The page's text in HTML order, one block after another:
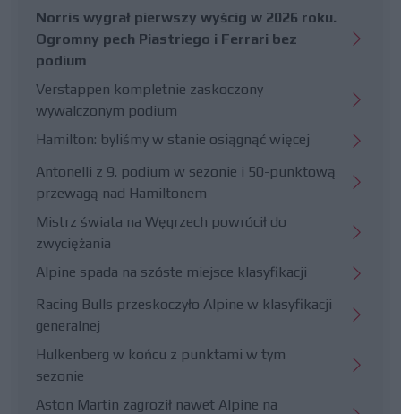
Norris wygrał pierwszy wyścig w 2026 roku.
Ogromny pech Piastriego i Ferrari bez
podium
Verstappen kompletnie zaskoczony
wywalczonym podium
Hamilton: byliśmy w stanie osiągnąć więcej
Antonelli z 9. podium w sezonie i 50-punktową
przewagą nad Hamiltonem
Mistrz świata na Węgrzech powrócił do
zwyciężania
Alpine spada na szóste miejsce klasyfikacji
Racing Bulls przeskoczyło Alpine w klasyfikacji
generalnej
Hulkenberg w końcu z punktami w tym
sezonie
Aston Martin zagroził nawet Alpine na